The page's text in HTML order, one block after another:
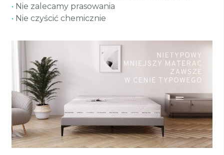
• Nie zalecamy prasowania
• Nie czyścić chemicznie